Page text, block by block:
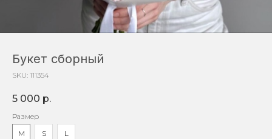
Букет сборный
SKU: 111354
5 000 р.
Размер
М
S L